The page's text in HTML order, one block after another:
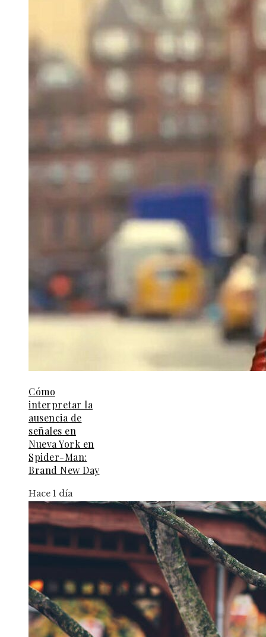
Cómo
interpretar la
ausencia de
señales en
Nueva York en
Spider-Man:
Brand New Day
Hace 1 día